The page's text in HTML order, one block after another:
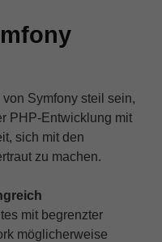
Symfony steil sein,
PHP-Entwicklung mit
sich mit den
zu machen.
mit begrenzter
möglicherweise